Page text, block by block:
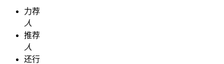
力荐
人
推荐
人
还行